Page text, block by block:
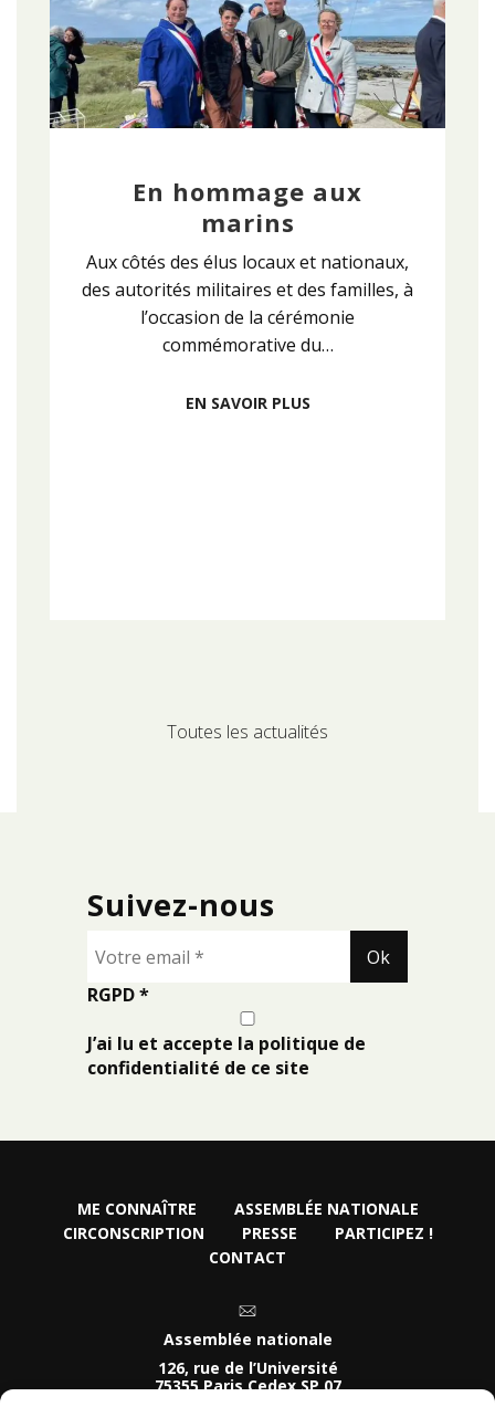
En hommage aux
marins
Aux côtés des élus locaux et nationaux,
des autorités militaires et des familles, à
l’occasion de la cérémonie
commémorative du…
EN SAVOIR PLUS
Toutes les actualités
Suivez-nous
RGPD*
J’ai lu et accepte la politique de
confidentialité de ce site
ME CONNAÎTRE
ASSEMBLÉE NATIONALE
CIRCONSCRIPTION
PRESSE
PARTICIPEZ !
CONTACT
Assemblée nationale
126, rue de l’Université
75355 Paris Cedex SP 07